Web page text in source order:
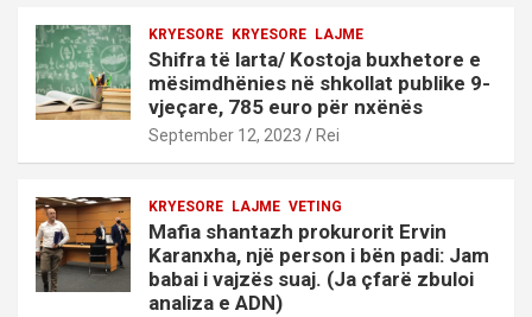
KRYESORE KRYESORE LAJME
Shifra të larta/ Kostoja buxhetore e
mësimdhënies në shkollat publike 9-
vjeçare, 785 euro për nxënës
September 12, 2023 Rei
KRYESORE LAJME VETING
Mafia shantazh prokurorit Ervin
Karanxha, një person i bën padi: Jam
babai i vajzës suaj. (Ja çfarë zbuloi
analiza e ADN)